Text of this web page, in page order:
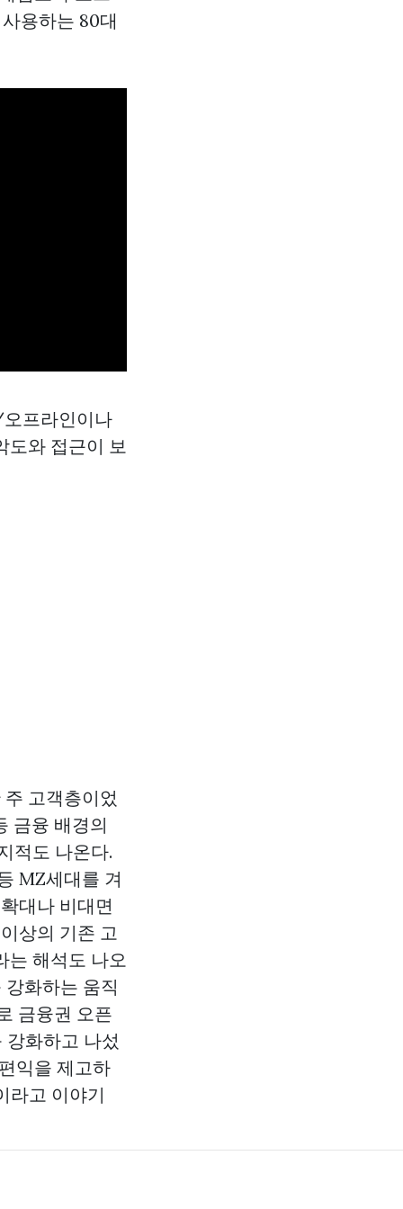
용하는 80대
프라인이나
도와 접근이 보
고객층이었
금융 배경의
적도 나온다.
MZ세대를 겨
대나 비대면
상의 기존 고
는 해석도 나오
화하는 움직
금융권 오픈
화하고 나섰
익을 제고하
라고 이야기